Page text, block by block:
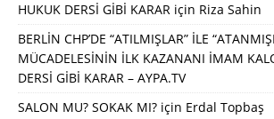
HUKUK DERSİ GİBİ KARAR için Riza Sahin
BERLİN CHP’DE “ATILMIŞLAR” İLE
MÜCADELESİNİN İLK KAZANANI İMAM
DERSİ GİBİ KARAR – AYPA.TV
SALON MU? SOKAK MI? için Erdal Topbaş